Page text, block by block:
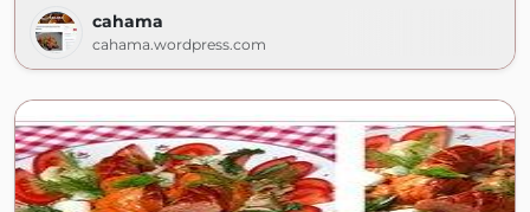
cahama
cahama.wordpress.com